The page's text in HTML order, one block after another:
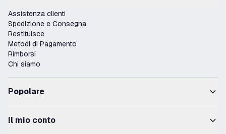
Assistenza clienti
Spedizione e Consegna
Restituisce
Metodi di Pagamento
Rimborsi
Chi siamo
Popolare
Il mio conto